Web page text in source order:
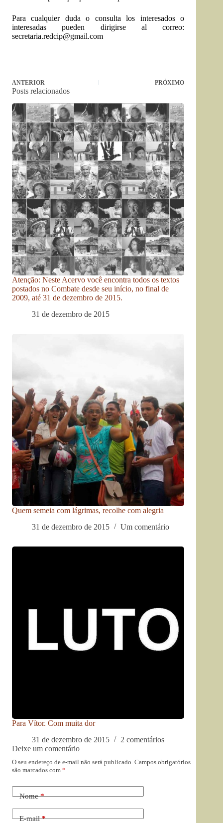
Para cualquier duda o consulta los interesados o
interesadas pueden dirigirse al correo:
secretaria.redcip@gmail.com
ANTERIOR PRÓXIMO
Posts relacionados
Atenção: Neste Acervo você encontra todos os textos
postados no Combate desde seu início, no final de
2009, até 31 de dezembro de 2015.
31 de dezembro de 2015
Quem semeia com lágrimas, recolhe com alegria
31 de dezembro de 2015
Um comentário
Para Vítor. Com muita dor
31 de dezembro de 2015
2 comentários
Deixe um comentário
O seu endereço de e-mail não será publicado. Campos obrigatórios
são marcados com *
Nome*
E-mail*